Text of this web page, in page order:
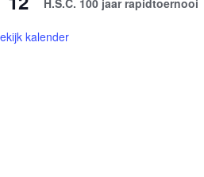
H.S.C. 100 jaar rapidtoernooi
kalender